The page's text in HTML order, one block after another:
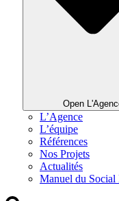
Open
L’Agence
L’équipe
Références
Nos Projets
Actualités
Manuel du